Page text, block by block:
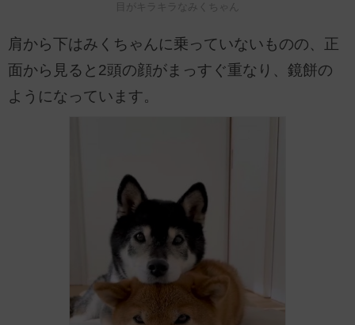
目がキラキラなみくちゃん
肩から下はみくちゃんに乗っていないものの、正
面から見ると2頭の顔がまっすぐ重なり、鏡餅の
ようになっています。